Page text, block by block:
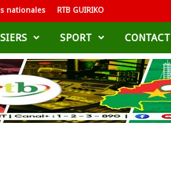
nationales RTB GUIRIKO
SPORT CONTACT